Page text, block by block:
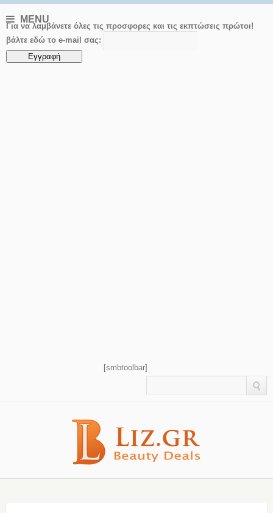
MENU
Για να λαμβάνετε όλες τις προσφορες και τις εκπτώσεις πρώτοι!
βάλτε εδώ το e-mail σας:
[smbtoolbar]